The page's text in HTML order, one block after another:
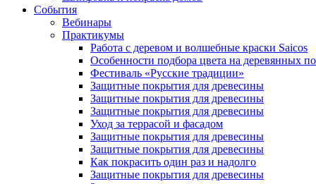
События
Вебинары
Практикумы
Работа с деревом и волшебные краски Saicos
Особенности подбора цвета на деревянных
Фестиваль «Русские традиции»
Защитные покрытия для древесины
Защитные покрытия для древесины
Защитные покрытия для древесины
Уход за террасой и фасадом
Защитные покрытия для древесины
Защитные покрытия для древесины
Как покрасить один раз и надолго
Защитные покрытия для древесины